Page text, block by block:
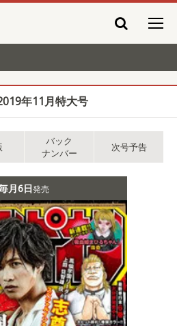
年11月特大号
バック
ナンバー
次号予告
月6日発売